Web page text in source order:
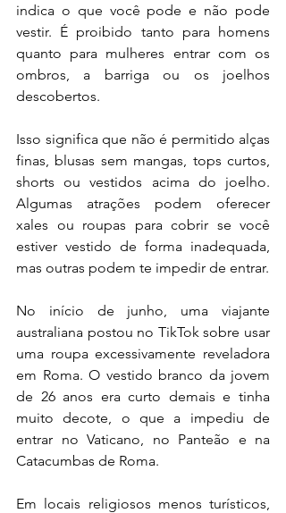
indica o que você pode e não pode
vestir. É proibido tanto para homens
quanto para mulheres entrar com os
ombros, a barriga ou os joelhos
descobertos.
Isso significa que não é permitido alças
finas, blusas sem mangas, tops curtos,
shorts ou vestidos acima do joelho.
Algumas atrações podem oferecer
xales ou roupas para cobrir se você
estiver vestido de forma inadequada,
mas outras podem te impedir de entrar.
No início de junho, uma viajante
australiana postou no TikTok sobre usar
uma roupa excessivamente reveladora
em Roma. O vestido branco da jovem
de 26 anos era curto demais e tinha
muito decote, o que a impediu de
entrar no Vaticano, no Panteão e na
Catacumbas de Roma.
Em locais religiosos menos turísticos,